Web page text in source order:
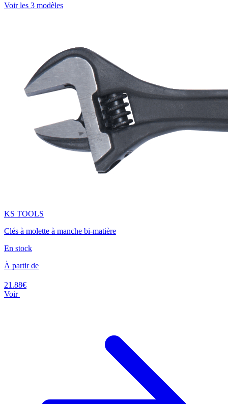
Voir les 3 modèles
KS TOOLS
Clés à molette à manche bi-matière
En stock
À partir de
21.88€
Voir